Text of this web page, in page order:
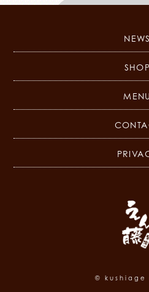
NEWS
SHOP
MENU
© kushiage